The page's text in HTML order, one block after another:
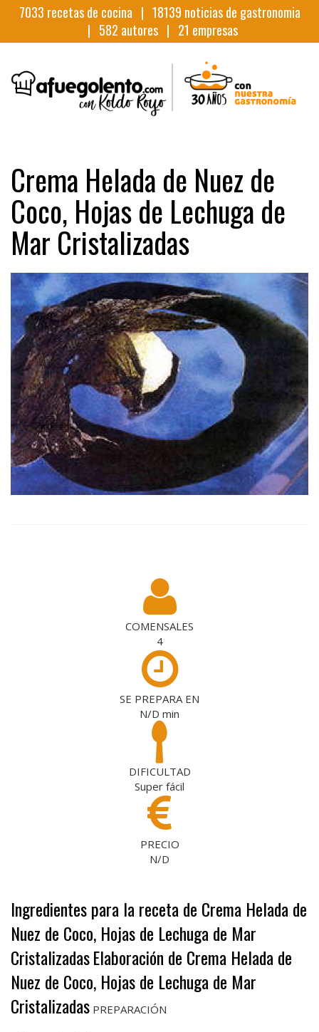
7033 recetas de cocina | 18139 noticias de gastronomia
| 582 autores | 21 empresas
Crema Helada de Nuez de
Coco, Hojas de Lechuga de
Mar Cristalizadas
COMENSALES
4
SE PREPARA EN
N/D min
DIFICULTAD
Super fácil
PRECIO
N/D
Ingredientes para la receta de Crema Helada de
Nuez de Coco, Hojas de Lechuga de Mar
CristalizadasElaboración de Crema Helada de
Nuez de Coco, Hojas de Lechuga de Mar
Cristalizadas PREPARACIÓN